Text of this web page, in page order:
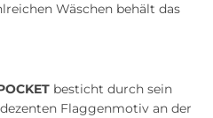
Wäschen behält das
besticht durch sein
Flaggenmotiv an der